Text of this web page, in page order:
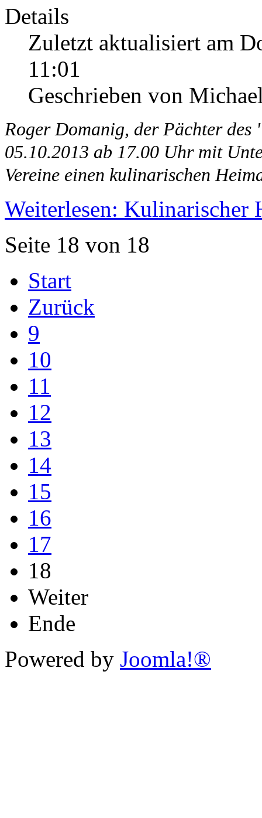
Details
Zuletzt aktualisiert am
11:01
Geschrieben von
Roger Domanig, der Pächter
05.10.2013 ab 17.00 Uhr mit
Vereine einen kulinarischen
Weiterlesen: Kulinarischer
Seite 18 von 18
Start
Zurück
9
10
11
12
13
14
15
16
17
18
Weiter
Ende
Powered by Joomla!®